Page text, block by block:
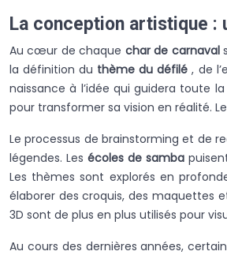
La conception artistique :
Au cœur de chaque char de carnaval
la définition du thème du défilé, de
naissance à l’idée qui guidera toute
pour transformer sa vision en réalité. Le
Le processus de brainstorming et de
légendes. Les écoles de samba
Les thèmes sont explorés en
élaborer des croquis, des maquettes
3D sont de plus en plus utilisés pour
Au cours des dernières années,